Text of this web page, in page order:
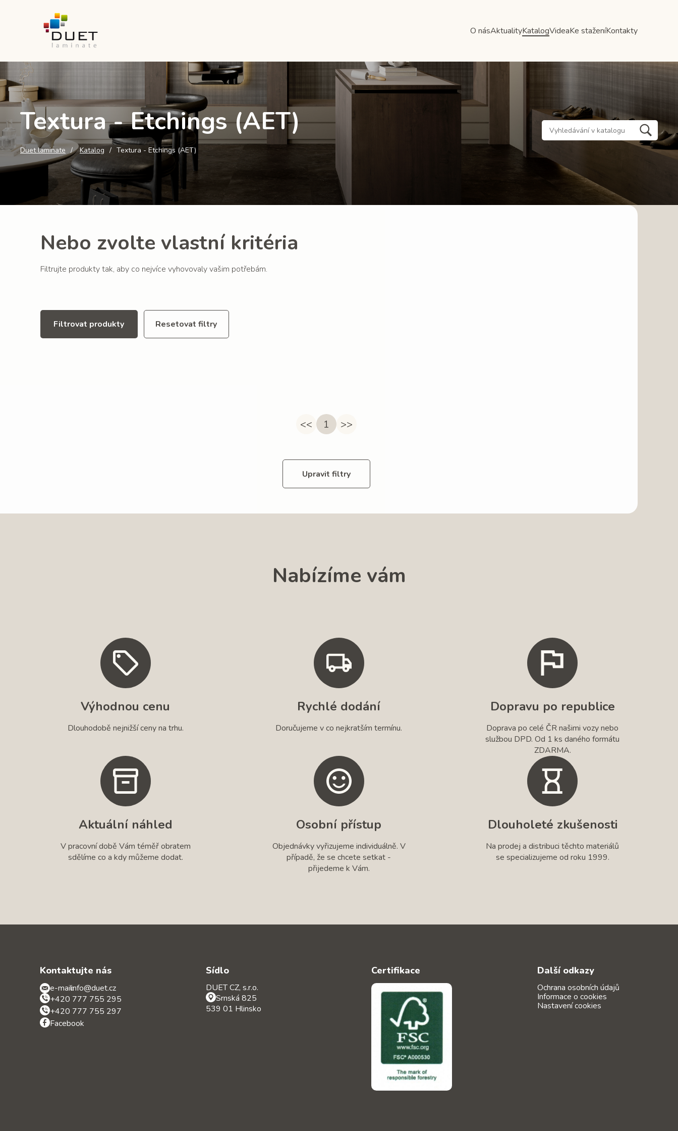
O násAktualityKatalogVideaKe staženíKontakty
Textura - Etchings (AET)
Duet laminate Katalog Textura - Etchings (AET)
Nebo zvolte vlastní kritéria
Filtrujte produkty tak, aby co nejvíce vyhovovaly vašim potřebám.
Filtrovat produkty Resetovat filtry
<< 1 >>
Upravit filtry
Nabízíme vám
Výhodnou cenu
Dlouhodobě nejnižší ceny na trhu.
Rychlé dodání
Doručujeme v co nejkratším termínu.
Dopravu po republice
Doprava po celé ČR našimi vozy nebo
službou DPD. Od 1 ks daného formátu
ZDARMA.
Aktuální náhled
V pracovní době Vám téměř obratem
sdělíme co a kdy můžeme dodat.
Osobní přístup
Objednávky vyřizujeme individuálně. V
případě, že se chcete setkat -
přijedeme k Vám.
Dlouholeté zkušenosti
Na prodej a distribuci těchto materiálů
se specializujeme od roku 1999.
Kontaktujte nás
e-mail:info@duet.cz
+420 777 755 295
+420 777 755 297
Facebook
Sídlo
DUET CZ, s.r.o.
Srnská 825
539 01 Hlinsko
Certifikace Další odkazy
Ochrana osobních údajů
Informace o cookies
Nastavení cookies